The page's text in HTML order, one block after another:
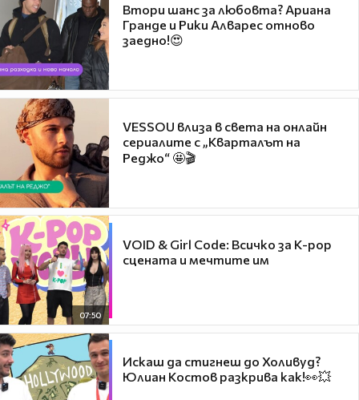
Втори шанс за любовта? Ариана
Гранде и Рики Алварес отново
заедно!😍
VESSOU влиза в света на онлайн
сериалите с „Кварталът на
Реджо“ 🤩🎬
07:50
VOID & Girl Code: Всичко за K-pop
сцената и мечтите им
Искаш да стигнеш до Холивуд?
Юлиан Костов разкрива как!👀💥